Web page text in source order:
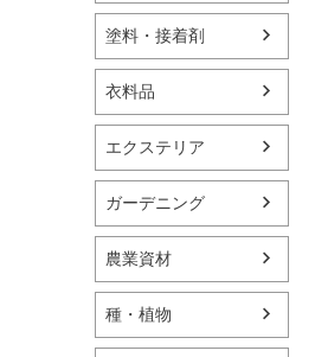
塗料・接着剤
衣料品
エクステリア
ガーデニング
農業資材
種・植物